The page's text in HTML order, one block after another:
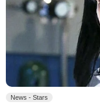
News - Stars